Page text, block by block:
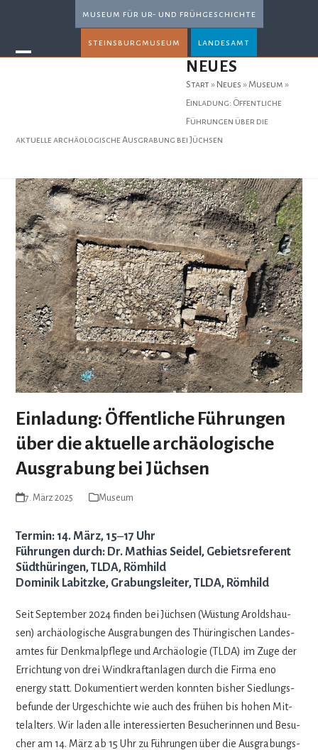
museum für ur- und frühgeschichte
steinsburgmuseum landesamt
NEUES
Start » Neues » Museum »
Einladung: Öffentliche
Führungen über die
aktuelle archäologische Ausgrabung bei Jüchsen
Einladung: Öffentliche Führungen
über die aktuelle archäologische
Ausgrabung bei Jüchsen
7. März 2025 Museum
Termin: 14. März, 15‒17 Uhr
Führungen durch: Dr. Mathias Seidel, Gebietsreferent
Südthüringen, TLDA, Römhild
Dominik Labitzke, Grabungsleiter, TLDA, Römhild
Seit Sep­tem­ber 2024 fin­den bei Jüch­sen (Wüs­tung Arolds­hau­
sen) archäo­lo­gi­sche Aus­gra­bun­gen des Thü­rin­gi­schen Lan­des­
am­tes für Denk­mal­pflege und Archäo­lo­gie (TLDA) im Zuge der
Errich­tung von drei Wind­kraft­an­la­gen durch die Firma eno
energy statt. Doku­men­tiert wer­den konn­ten bis­her Sied­lungs­
be­funde der Urge­schichte wie auch des frü­hen bis hohen Mit­
tel­al­ters. Wir laden alle inter­es­sier­ten Besu­che­rin­nen und Besu­
cher am 14. März ab 15 Uhr zu Füh­run­gen über die Aus­gra­bungs­